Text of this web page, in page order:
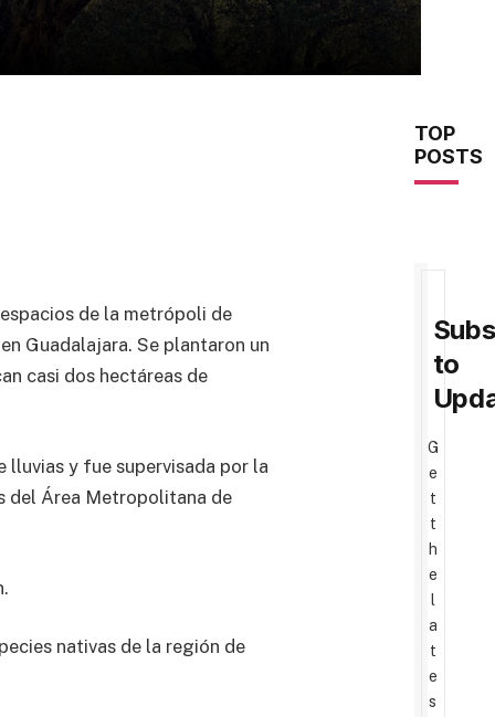
de la metrópoli de
Guadalajara. Se plantaron un
casi dos hectáreas de
y fue supervisada por la
del Área Metropolitana de
nativas de la región de
TOP
POSTS
to
G
e
t
t
h
e
l
a
t
e
s